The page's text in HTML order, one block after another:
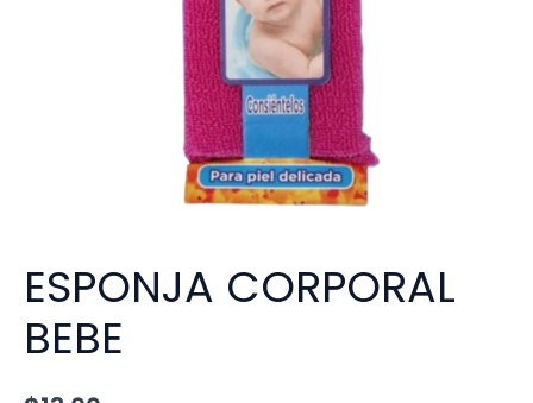
ESPONJA CORPORAL
BEBE